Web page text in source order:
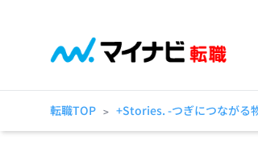
転職TOP > +Stories. -つぎにつながる